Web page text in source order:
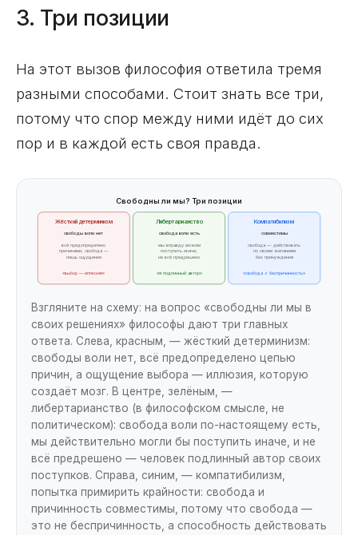
3. Три позиции
На этот вызов философия ответила тремя
разными способами. Стоит знать все три,
потому что спор между ними идёт до сих
пор и в каждой есть своя правда.
Свободны ли мы? Три позиции
Жёсткий детерминизм
свободы воли нет
всё предопределено
причинами; свобода —
лишь ощущение
«выбор — иллюзия»
Либертарианство
свобода воли есть
мы вправду можем
поступить иначе;
не всё предрешено
«я подлинный автор»
Компатибилизм
совместимы
свобода — действовать
по своим желаниям
без принуждения
«свобода ≠ беспричинность»
Взгляните на схему: на вопрос «свободны ли мы в
своих решениях» философы дают три главных
ответа. Слева, красным, — жёсткий детерминизм:
свободы воли нет, всё предопределено цепью
причин, а ощущение выбора — иллюзия, которую
создаёт мозг. В центре, зелёным, —
либертарианство (в философском смысле, не
политическом): свобода воли по-настоящему есть,
мы действительно могли бы поступить иначе, и не
всё предрешено — человек подлинный автор своих
поступков. Справа, синим, — компатибилизм,
попытка примирить крайности: свобода и
причинность совместимы, потому что свобода —
это не беспричинность, а способность действовать